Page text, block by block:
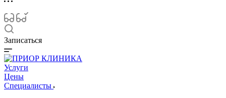
Записаться
Услуги
Цены
Специалисты